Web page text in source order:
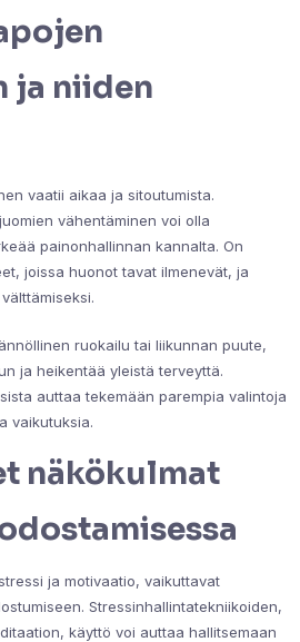
ja niiden
vaatii aikaa ja sitoutumista.
vähentäminen voi olla
painonhallinnan kannalta. On
joissa huonot tavat ilmenevät, ja
ruokailu tai liikunnan puute,
ja heikentää yleistä terveyttä.
auttaa tekemään parempia valintoja
vaikutuksia.
näkökulmat
ja motivaatio, vaikuttavat
Stressinhallintatekniikoiden,
käyttö voi auttaa hallitsemaan